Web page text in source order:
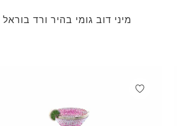
מיני דוב גומי בהיר ורד בוראל